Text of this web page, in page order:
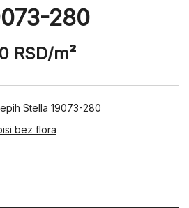
280
RSD/m²
Stella 19073-280
bez flora